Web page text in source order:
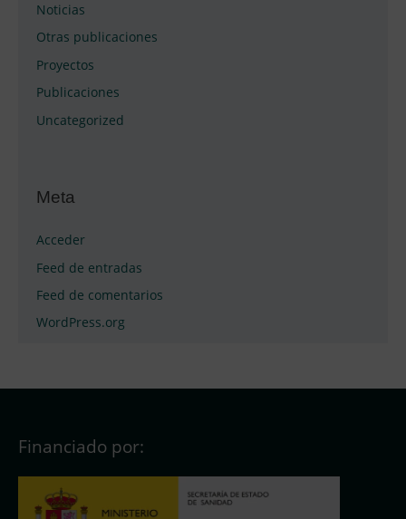
Noticias
Otras publicaciones
Proyectos
Publicaciones
Uncategorized
Meta
Acceder
Feed de entradas
Feed de comentarios
WordPress.org
Financiado por: